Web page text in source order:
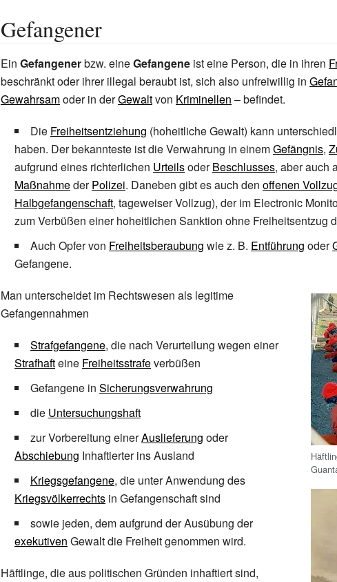
Gefangener
Ein Gefangenerbzw. eineGefangene ist eine Person, die in ihren
beschränkt oder ihrer illegal beraubt ist, sich also unfreiwillig in
Gewahrsamoder in derGewaltvon Kriminellen – befindet.
Die Freiheitsentziehung (hoheitliche Gewalt) kann
haben. Der bekannteste ist die Verwahrung in einemGefängnis,
aufgrund eines richterlichen UrteilsoderBeschlusses, aber auch
MaßnahmederPolizei. Daneben gibt es auch den offenen
Halbgefangenschaft, tageweiser Vollzug), der im Electronic
zum Verbüßen einer hoheitlichen Sanktion ohne Freiheitsentzug
Auch Opfer von Freiheitsberaubung wie z. B. Entführung oder
Gefangene.
Man unterscheidet im Rechtswesen als legitime
Gefangennahmen
Strafgefangene, die nach Verurteilung wegen einer
Strafhafteine Freiheitsstrafeverbüßen
Gefangene in Sicherungsverwahrung
die Untersuchungshaft
zur Vorbereitung einerAuslieferung oder
Abschiebung Inhaftierter ins Ausland
Kriegsgefangene, die unter Anwendung des
Kriegsvölkerrechts in Gefangenschaft sind
sowie jeden, dem aufgrund der Ausübung der
exekutiven Gewalt die Freiheit genommen wird.
Häftlinge, die aus politischen Gründen inhaftiert sind,